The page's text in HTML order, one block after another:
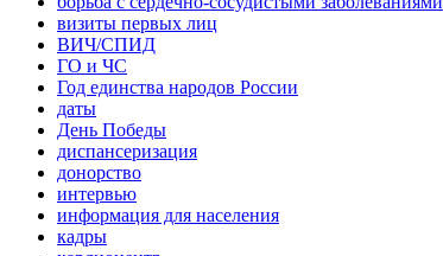
визиты первых лиц
ВИЧ/СПИД
ГО и ЧС
Год единства народов России
даты
День Победы
диспансеризация
донорство
интервью
информация для населения
кадры